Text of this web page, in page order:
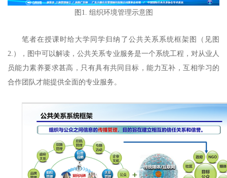
图1. 组织环境管理示意图
笔者在授课时给大学同学归纳了公共关系系统框架图（见图
2.），图中可以解读，公共关系专业服务是一个系统工程，对从业人
员能力素养要求甚高，只有具有共同目标，能力互补，互相学习的
合作团队才能提供全面的专业服务。